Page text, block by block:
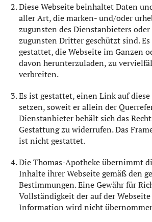
Diese Webseite beinhaltet Daten
aller Art, die marken- und/oder
zugunsten des Dienstanbieters
zugunsten Dritter geschützt sind.
gestattet, die Webseite im Ganzen
davon herunterzuladen, zu
verbreiten.
Es ist gestattet, einen Link auf diese
setzen, soweit er allein der
Dienstanbieter behält sich das
Gestattung zu widerrufen. Das
ist nicht gestattet.
Die Thomas-Apotheke übernimmt
Inhalte ihrer Webseite gemäß den
Bestimmungen. Eine Gewähr für
Vollständigkeit der auf der
Information wird nicht